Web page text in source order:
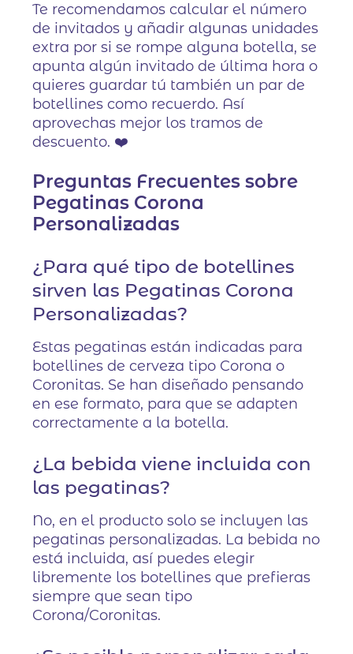
Te recomendamos calcular el número
de invitados y añadir algunas unidades
extra por si se rompe alguna botella, se
apunta algún invitado de última hora o
quieres guardar tú también un par de
botellines como recuerdo. Así
aprovechas mejor los tramos de
descuento. ❤️
Preguntas Frecuentes sobre
Pegatinas Corona
Personalizadas
¿Para qué tipo de botellines
sirven las Pegatinas Corona
Personalizadas?
Estas pegatinas están indicadas para
botellines de cerveza tipo Corona o
Coronitas. Se han diseñado pensando
en ese formato, para que se adapten
correctamente a la botella.
¿La bebida viene incluida con
las pegatinas?
No, en el producto solo se incluyen las
pegatinas personalizadas. La bebida no
está incluida, así puedes elegir
libremente los botellines que prefieras
siempre que sean tipo
Corona/Coronitas.